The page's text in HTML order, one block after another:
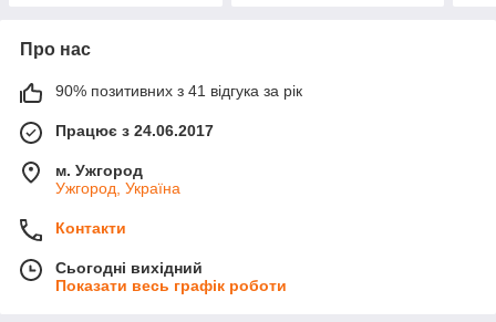
Про нас
90% позитивних з 41 відгука за рік
Працює з 24.06.2017
м. Ужгород
Ужгород, Україна
Контакти
Сьогодні вихідний
Показати весь графік роботи